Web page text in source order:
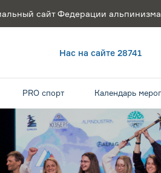
сайт Федерации
Нас на сайте 28741
PRO спорт Календарь